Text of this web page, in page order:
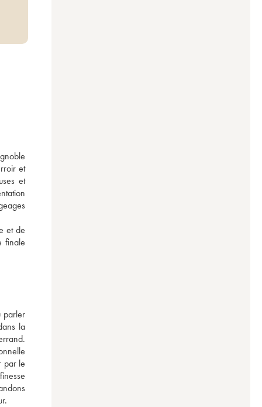
et
et
et de
finale
parler
la
par le